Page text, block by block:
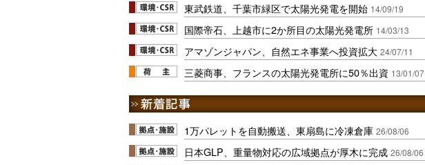
東武鉄道、千葉市緑区で太陽光発電を開始 14/09/19
国際帝石、上越市に2か所目の太陽光発電所 14/03/13
アマゾンジャパン、自然エネ事業へ投資拡大 24/07/11
三菱商事、フランスの太陽光発電所に50％出資 13/01/07
1万パレットを自動搬送、東扇島に冷凍倉庫 26/08/06
日本GLP、重量物対応の広域拠点が厚木に完成 26/08/06